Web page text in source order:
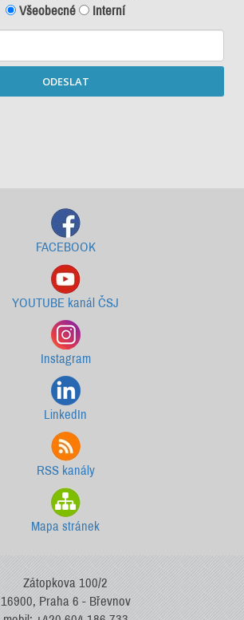
Všeobecné
Interní
ODESLAT
FACEBOOK
YOUTUBE kanál ČSJ
Instagram
LinkedIn
RSS kanály
Mapa stránek
Zátopkova 100/2
16900, Praha 6 - Břevnov